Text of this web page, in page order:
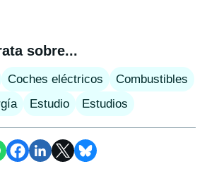
sobre...
Coches eléctricos
Combustibles
Estudio Estudios